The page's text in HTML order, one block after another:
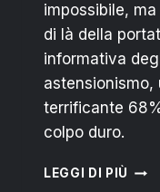
impossibile, ma
di là della
informativa
astensionismo,
terrificante
colpo duro.
LEGGI DI PIÙ NO